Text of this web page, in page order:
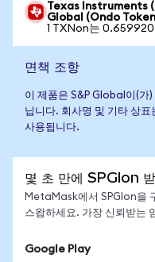
Texas Instruments
Global (Ondo
1 TXNon는
면책 조항
이 제품은 S&P Global이(가
닙니다. 회사명 및 기타 상
사용됩니다.
몇 초 만에 SPGIon
MetaMask에서 SPGIon을
스왑하세요. 가장 신뢰받는
Google Play